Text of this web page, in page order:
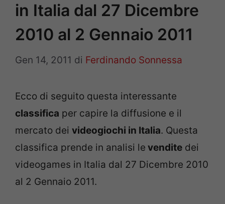
in Italia dal 27 Dicembre
2010 al 2 Gennaio 2011
Gen 14, 2011 di Ferdinando Sonnessa
Ecco di seguito questa interessante
classifica per capire la diffusione e il
mercato dei videogiochi in Italia. Questa
classifica prende in analisi le vendite dei
videogames in Italia dal 27 Dicembre 2010
al 2 Gennaio 2011.